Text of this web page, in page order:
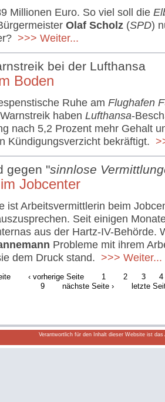
Millionen Euro. So viel soll die
Olaf Scholz (SPD)
>>> Weiter...
bei der Lufthansa
Boden
Ruhe am Flughafen
haben Lufthansa-
nach 5,2 Prozent mehr Gehalt
Kündigungsverzicht bekräftigt.
gegen "sinnlose
Jobcenter
ist Arbeitsvermittlerin beim
Seit einigen
aus der Hartz-IV-Behörde.
Probleme mit ihrem
dem Druck stand. >>> Weiter...
‹ vorherige Seite 1 2 3
4
9
nächste Seite › letzte
Verantwortlich für den Inhalt dieser Website ist